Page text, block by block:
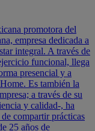
promotora del
empresa dedicada a
integral. A través de
funcional, llega
presencial y a
Es también la
a través de su
y calidad-, ha
compartir prácticas
25 años de